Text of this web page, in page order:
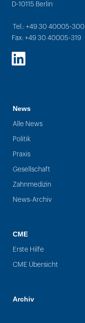
D-10115 Berlin
Tel.: +49 30 40005-300
Fax: +49 30 40005-319
LinkedIn
News
Alle News
Politik
Praxis
Gesellschaft
Zahnmedizin
News-Archiv
CME
Erste Hilfe
CME Übersicht
Archiv